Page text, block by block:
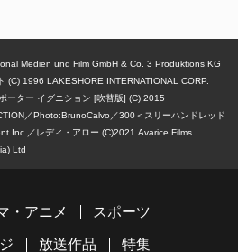
Medien und Film GmbH & Co. 3 Produktions KG
(C) 1996 LAKESHORE INTERNATIONAL CORP.
ーター イグニション [吹替版] (C) 2015
／Photo:BrunoCalvo
300＜スリーハンドレッド
Inc.
レディ・アロー (C)2021 Avarice Films
Ltd
・アニメ スポーツ
放送作品 特集